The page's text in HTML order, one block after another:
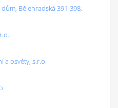
Bělehradská 391-398,
a osvěty, s.r.o.